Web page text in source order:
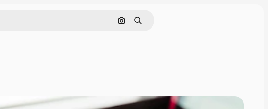
Nach Bild suchen
Suchen